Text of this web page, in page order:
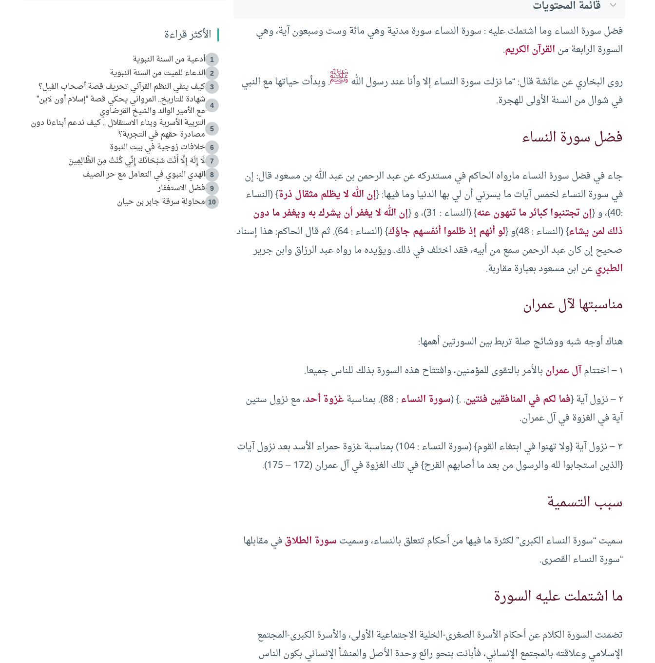
قائمة المحتويات
فضل سورة النساء وما اشتملت عليه : سورة النساء سورة مدنية وهي مائة وست وسبعون آية، وهي
السورة الرابعة منالقرآن الكريم.
روى البخاري عن عائشة قال: “ما نزلت سورة النساء إلا وأنا عند رسول اللهﷺ. وبدأت حياتها مع النبي
في شوال من السنة الأولى للهجرة.
فضل سورة النساء
جاء في فضل سورة النساء مارواه الحاكم في مستدركه عن عبد الرحمن بن عبد الله بن مسعود قال: إن
في سورة النساء لخمس آيات ما يسرني أن لي بها الدنيا وما فيها: {إن الله لا يظلم مثقال ذرة} (النساء
:40)، و {
إن تجتنبوا كبائر ما تنهون عنه} (النساء : 31)، و {
إن الله لا يغفر أن يشرك به ويغفر ما دون
ذلك لمن يشاء} (النساء : 48)و { لو أنهم إذ ظلموا أنفسهم جاؤك
} (النساء : 64). ثم قال الحاكم: هذا إسناد
صحيح إن كان عبد الرحمن سمع من أبيه، فقد اختلف في ذلك. ويؤيده ما رواه عبد الرزاق وابن جرير
الطبريعن ابن مسعود بعبارة مقاربة.
مناسبتها لآل عمران
هناك أوجه شبه ووشائج صلة تربط‍ بين السورتين أهمها:
١ – اختتام
آل عمرانبالأمر بالتقوى للمؤمنين، وافتتاح هذه السورة بذلك للناس جميعا.
٢ – نزول آية {
فما لكم في المنافقين فئتين. .} (سورة النساء: 88). بمناسبة غزوة أحد، مع نزول ستين
آية في الغزوة في آل عمران.
٣ – نزول آية {ولا تهنوا في ابتغاء القوم} (سورة النساء : 104) بمناسبة غزوة حمراء الأسد بعد نزول آيات
{الذين استجابوا لله والرسول من بعد ما أصابهم القرح} في تلك الغزوة في آل عمران (172 – 175).
سبب التسمية
سميت “سورة النساء الكبرى” لكثرة ما فيها من أحكام تتعلق بالنساء، وسميتسورة الطلاقفي مقابلها
“سورة النساء القصرى.
ما اشتملت عليه السورة
تضمنت السورة الكلام عن أحكام الأسرة الصغرى-الخلية الاجتماعية الأولى، والأسرة الكبرى-المجتمع
الإسلامي وعلاقته بالمجتمع الإنساني، فأبانت بنحو رائع وحدة الأصل والمنشأ الإنساني بكون الناس
الأكثر قراءة
1 أدعية من السنة النبوية
2 الدعاء للميت من السنة النبوية
3 كيف ينفي النظم القرآني تحريف قصة أصحاب الفيل؟
4
شهادة للتاريخ.. المرواني يحكي قصة “إسلام أون لاين”
مع الأمير الوالد والشيخ القرضاوي
5
التربية الأسرية وبناء الاستقلال .. كيف ندعم أبناءنا دون
مصادرة حقهم في التجربة؟
6 خلافات زوجية في بيت النبوة
7 لَا إِلَهَ إِلَّا أَنْتَ سُبْحَانَكَ إِنِّي كُنْتُ مِنَ الظَّالِمِينَ
8 الهدي النبوي في التعامل مع حر الصيف
9 فضل الاستغفار
10 محاولة سرقة جابر بن حيان